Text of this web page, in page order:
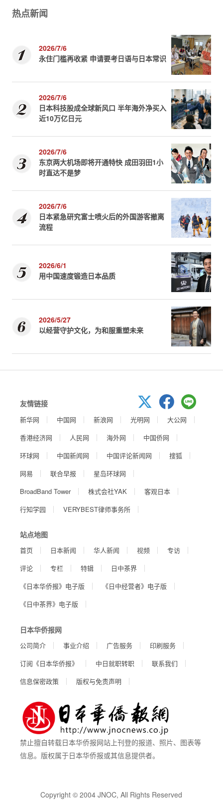
热点新闻
2026/7/6
永住门槛再收紧 申请要考日语与日本常识
2026/7/6
日本科技股成全球新风口 半年海外净买入
近10万亿日元
2026/7/6
东京两大机场即将开通特快 成田羽田1小
时直达不是梦
2026/7/6
日本紧急研究富士喷火后的外国游客撤离
流程
2026/6/1
用中国速度锻造日本品质
2026/5/27
以经营守护文化，为和服重塑未来
友情链接
新华网 中国网 新浪网 光明网
大公网
香港经济网
人民网 海外网
中国侨网
环球网
中国新闻网 中国评论新闻网
搜狐
网易
联合早报
星岛环球网
BroadBand Tower
株式会社YAK
客观日本
行知学园
VERYBEST律师事务所
站点地图
首页 日本新闻 华人新闻 视频
专访
评论
专栏 特辑
日中茶界
《日本华侨报》电子版
《日中经营者》电子版
《日中茶界》电子版
日本华侨报网
公司简介 事业介绍 广告服务
印刷服务
订阅《日本华侨报》
中日就职转职
联系我们
信息保密政策
版权与免责声明
禁止擅自转载日本华侨报网站上刊登的报道、照片、图表等
信息。版权属于日本华侨报或其信息提供者。
Copyright © 2004 JNOC, All Rights Reserved